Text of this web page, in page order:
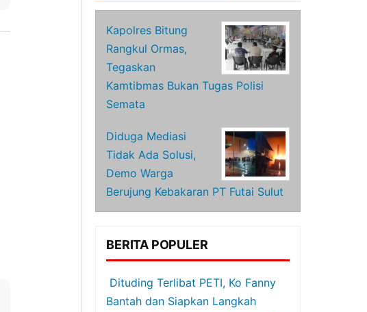
Kapolres Bitung
Rangkul Ormas,
Tegaskan
Kamtibmas Bukan Tugas Polisi
Semata
Diduga Mediasi
Tidak Ada Solusi,
Demo Warga
Berujung Kebakaran PT Futai Sulut
BERITA POPULER
Dituding Terlibat PETI, Ko Fanny
Bantah dan Siapkan Langkah